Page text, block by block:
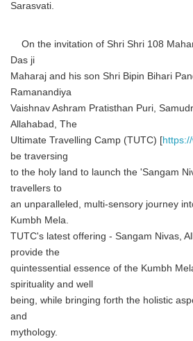
Sarasvati.
On the invitation of Shri Shri 108
Das ji
Maharaj and his son Shri Bipin Bihari
Ramanandiya
Vaishnav Ashram Pratisthan Puri,
Allahabad, The
Ultimate Travelling Camp (TUTC) [
be traversing
to the holy land to launch the 'Sangam
travellers to
an unparalleled, multi-sensory journey
Kumbh Mela.
TUTC's latest offering - Sangam Nivas,
provide the
quintessential essence of the Kumbh
spirituality and well
being, while bringing forth the holistic
and
mythology.